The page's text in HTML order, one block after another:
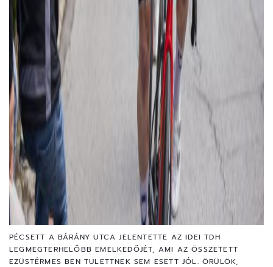
PÉCSETT A BÁRÁNY UTCA JELENTETTE AZ IDEI TDH
LEGMEGTERHELŐBB EMELKEDŐJÉT, AMI AZ ÖSSZETETT
EZÜSTÉRMES BEN TULETTNEK SEM ESETT JÓL. ÖRÜLÖK,